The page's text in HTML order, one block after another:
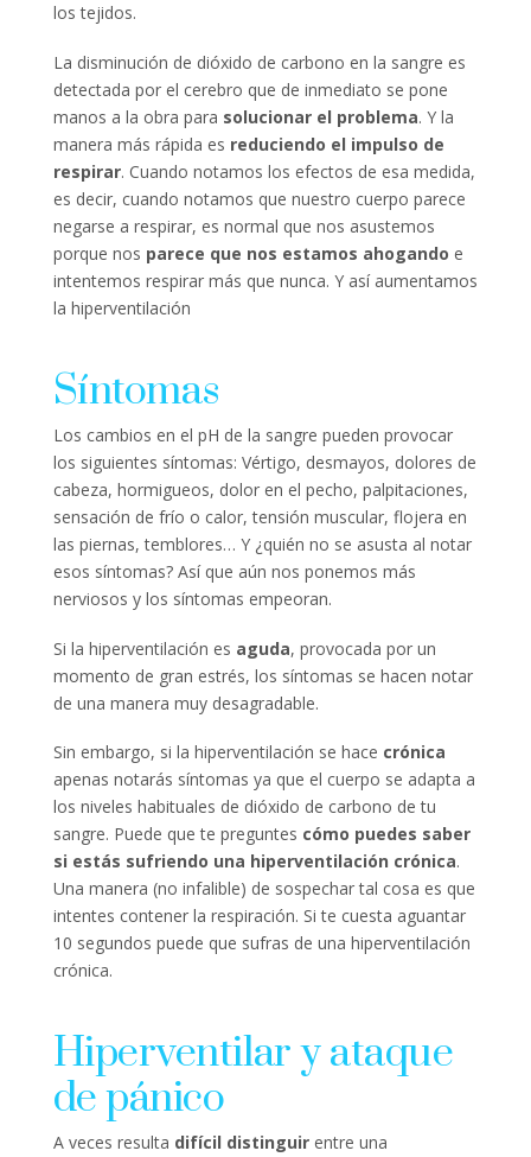
los tejidos.
La disminución de dióxido de carbono en la sangre es
detectada por el cerebro que de inmediato se pone
manos a la obra para solucionar el problema. Y la
manera más rápida es reduciendo el impulso de
respirar. Cuando notamos los efectos de esa medida,
es decir, cuando notamos que nuestro cuerpo parece
negarse a respirar, es normal que nos asustemos
porque nos parece que nos estamos ahogando e
intentemos respirar más que nunca. Y así aumentamos
la hiperventilación
Síntomas
Los cambios en el pH de la sangre pueden provocar
los siguientes síntomas: Vértigo, desmayos, dolores de
cabeza, hormigueos, dolor en el pecho, palpitaciones,
sensación de frío o calor, tensión muscular, flojera en
las piernas, temblores… Y ¿quién no se asusta al notar
esos síntomas? Así que aún nos ponemos más
nerviosos y los síntomas empeoran.
Si la hiperventilación es aguda, provocada por un
momento de gran estrés, los síntomas se hacen notar
de una manera muy desagradable.
Sin embargo, si la hiperventilación se hace crónica
apenas notarás síntomas ya que el cuerpo se adapta a
los niveles habituales de dióxido de carbono de tu
sangre. Puede que te preguntes cómo puedes saber
si estás sufriendo una hiperventilación crónica.
Una manera (no infalible) de sospechar tal cosa es que
intentes contener la respiración. Si te cuesta aguantar
10 segundos puede que sufras de una hiperventilación
crónica.
Hiperventilar y ataque
de pánico
A veces resulta difícil distinguirentre una